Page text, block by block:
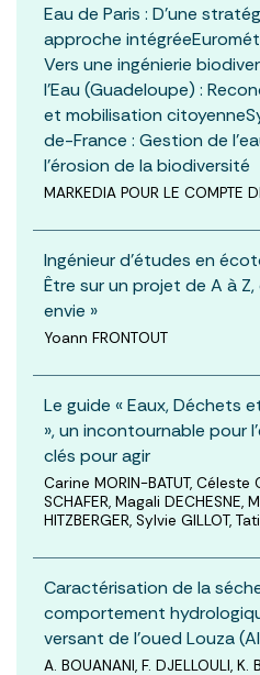
Eau de Paris : D’une
approche
Vers une ingénierie
l’Eau (Guadeloupe) :
et mobilisation
de-France : Gestion de
l’érosion de la biodiversité
MARKEDIA POUR LE COMPTE
Ingénieur d'études en
Être sur un projet de A à
envie »
Yoann FRONTOUT
Le guide « Eaux, Déchets
», un incontournable pour
clés pour agir
Carine MORIN-BATUT, Céleste
SCHAFER, Magali DECHESNE,
HITZBERGER, Sylvie GILLOT,
Caractérisation de la
comportement
versant de l’oued Louza
A. BOUANANI, F. DJELLOULI, K.